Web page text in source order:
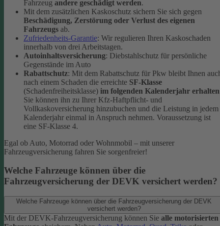
Fahrzeug andere geschädigt werden.
Mit dem zusätzlichen Kaskoschutz sichern Sie sich gegen
Beschädigung, Zerstörung oder Verlust des eigenen
Fahrzeugs ab.
Zufriedenheits-Garantie: Wir regulieren Ihren Kaskoschaden
innerhalb von drei Arbeitstagen.
Autoinhaltsversicherung: Diebstahlschutz für persönliche
Gegenstände im Auto
Rabattschutz: Mit dem Rabattschutz für Pkw bleibt Ihnen
nach einem Schaden die erreichte SF-Klasse
(Schadenfreiheitsklasse) im folgenden Kalenderjahr erhalten
Sie können ihn zu Ihrer Kfz-Haftpflicht- und
Vollkaskoversicherung hinzubuchen und die Leistung in jedem
Kalenderjahr einmal in Anspruch nehmen. Voraussetzung ist
eine SF-Klasse 4.
Egal ob Auto, Motorrad oder Wohnmobil – mit unserer
Fahrzeugversicherung fahren Sie sorgenfreier!
Welche Fahrzeuge können über die
Fahrzeugversicherung der DEVK versichert werden?
Welche Fahrzeuge können über die Fahrzeugversicherung der DEVK
versichert werden?
Mit der DEVK-Fahrzeugversicherung können Sie alle motorisierten